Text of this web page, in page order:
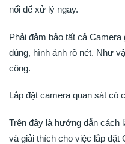
nối để xử lý ngay.
Phải đảm bảo tất cả
đúng, hình ảnh rõ nét. Như
công.
Lắp đặt camera quan sát có
Trên đây là hướng dẫn cách
và giải thích cho việc lắp đặt